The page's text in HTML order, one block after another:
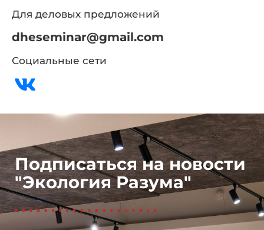
Для деловых предложений
dheseminar@gmail.com
Социальные сети
Подписаться на новости
"Экология Разума"